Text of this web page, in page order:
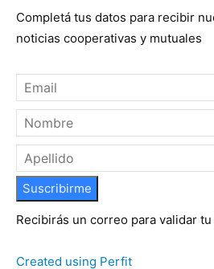
Completá tus datos para recibir
noticias cooperativas y mutuales
Suscribirme
Recibirás un correo para validar
Created using Perfit